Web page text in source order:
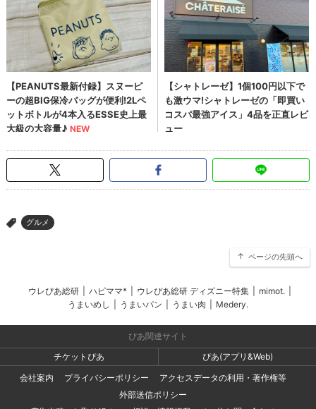
> グルメ
ページの先頭へ
ウレぴあ総研 ハピママ* ウレぴあ総研 ディズニー特集 mimot.
うまいめし
うまいパン うまい肉 Medery.
ぴあ関連サイト
チケットぴあ
ぴあ(アプリ&Web)
会社案内
プライバシーポリシー
アクセスデータの利用・著作権等
外部送信ポリシー